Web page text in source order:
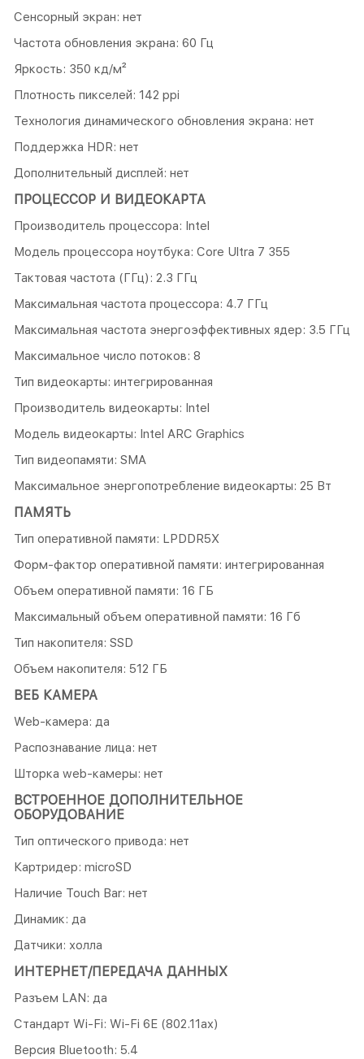
Сенсорный экран: нет
Частота обновления экрана: 60 Гц
Яркость: 350 кд/м²
Плотность пикселей: 142 ppi
Технология динамического обновления экрана: нет
Поддержка HDR: нет
Дополнительный дисплей: нет
ПРОЦЕССОР И ВИДЕОКАРТА
Производитель процессора: Intel
Модель процессора ноутбука: Core Ultra 7 355
Тактовая частота (ГГц): 2.3 ГГц
Максимальная частота процессора: 4.7 ГГц
Максимальная частота энергоэффективных ядер: 3.5 ГГц
Максимальное число потоков: 8
Тип видеокарты: интегрированная
Производитель видеокарты: Intel
Модель видеокарты: Intel ARC Graphics
Тип видеопамяти: SMA
Максимальное энергопотребление видеокарты: 25 Вт
ПАМЯТЬ
Тип оперативной памяти: LPDDR5X
Форм-фактор оперативной памяти: интегрированная
Объем оперативной памяти: 16 ГБ
Максимальный объем оперативной памяти: 16 Гб
Тип накопителя: SSD
Объем накопителя: 512 ГБ
ВЕБ КАМЕРА
Web-камера: да
Распознавание лица: нет
Шторка web-камеры: нет
ВСТРОЕННОЕ ДОПОЛНИТЕЛЬНОЕ
ОБОРУДОВАНИЕ
Тип оптического привода: нет
Картридер: microSD
Наличие Touch Bar: нет
Динамик: да
Датчики: холла
ИНТЕРНЕТ/ПЕРЕДАЧА ДАННЫХ
Разъем LAN: да
Стандарт Wi-Fi: Wi-Fi 6E (802.11ax)
Версия Bluetooth: 5.4